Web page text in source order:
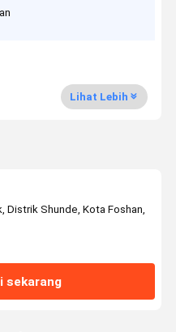
Lihat Lebih
Distrik Shunde, Kota Foshan,
sekarang